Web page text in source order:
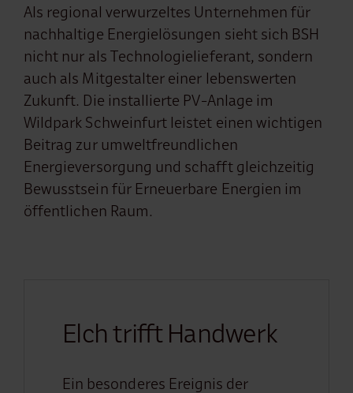
Als regional verwurzeltes Unternehmen für
nachhaltige Energielösungen sieht sich BSH
nicht nur als Technologielieferant, sondern
auch als Mitgestalter einer lebenswerten
Zukunft. Die installierte PV-Anlage im
Wildpark Schweinfurt leistet einen wichtigen
Beitrag zur umweltfreundlichen
Energieversorgung und schafft gleichzeitig
Bewusstsein für Erneuerbare Energien im
öffentlichen Raum.
Elch trifft Handwerk
Ein besonderes Ereignis der